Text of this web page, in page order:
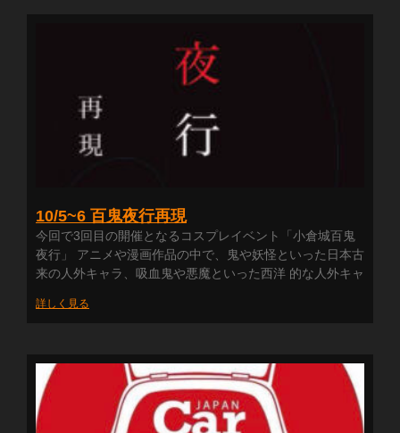
10/5~6 百鬼夜行再現
今回で3回目の開催となるコスプレイベント「小倉城百鬼
夜行」 アニメや漫画作品の中で、鬼や妖怪といった日本古
来の人外キャラ、吸血鬼や悪魔といった西洋 的な人外キャ
詳しく見る